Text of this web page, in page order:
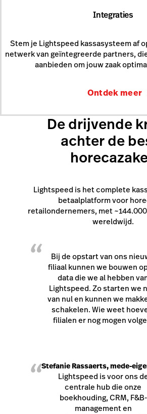
Integraties
Stem je Lightspeed kassasysteem af
netwerk van geïntegreerde partners,
aanbieden om jouw zaak
Ontdek meer
De drijvende
achter de
Lightspeed is het complete
betaalplatform voor
retailondernemers, met
wereldwijd.
“
Bij de opstart van ons
filiaal kunnen we bouwen
data die we al hebben
Lightspeed. Zo starten we
van nul en kunnen we
schakelen. Wie weet
filialen er nog mogen
Stefanie Rassaerts, mede-
“
Lightspeed is voor ons
centrale hub die onze
boekhouding, CRM, F&B-
management en